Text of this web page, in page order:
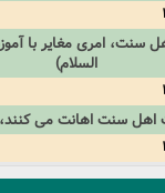
سنت، امری مغایر با
السلام)
سنت اهانت می کنند،